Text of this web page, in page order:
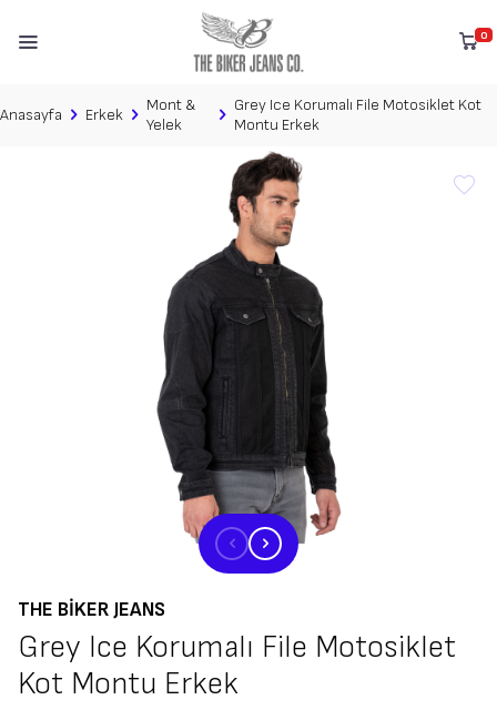
Havale/EFT´de %10, Tek Çekimde %5 İndirim
x
0
Anasayfa Erkek
Mont &
Yelek
Grey Ice Korumalı File Motosiklet Kot
Montu Erkek
THE BIKER JEANS
Grey Ice Korumalı File Motosiklet
Kot Montu Erkek